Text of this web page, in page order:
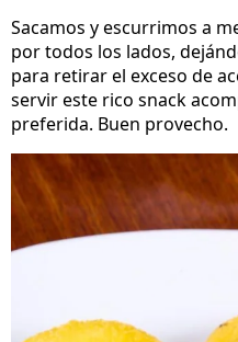
Sacamos y escurrimos a
por todos los lados,
para retirar el exceso de
servir este rico snack
preferida. Buen provecho.